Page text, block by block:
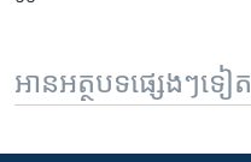
អានអត្ថបទផ្សេងៗទៀត